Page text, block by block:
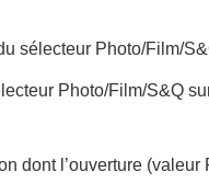
sélecteur Photo/Film/
Photo/Film/S&Q
dont l’ouverture